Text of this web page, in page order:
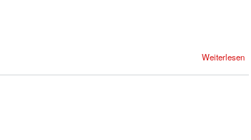
Weiterlesen